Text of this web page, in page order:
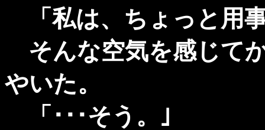
「私は、ちょっと用
そんな空気を感じて
やいた。
「･･･そう。｣